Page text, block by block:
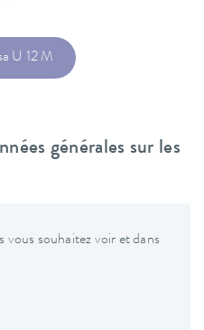
U 12 M
générales sur les
vous souhaitez voir et dans